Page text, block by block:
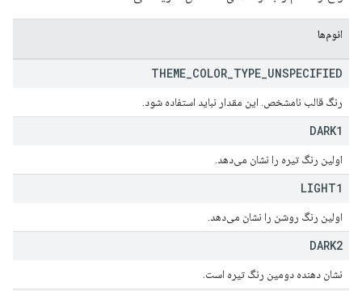
انوم‌ها
THEME COLOR TYPE UNSPECIFIED
رنگ قالب نامشخص. این مقدار نباید استفاده شود.
DARK1
اولین رنگ تیره را نشان می‌دهد.
LIGHT1
اولین رنگ روشن را نشان می‌دهد.
DARK2
نشان دهنده دومین رنگ تیره است.